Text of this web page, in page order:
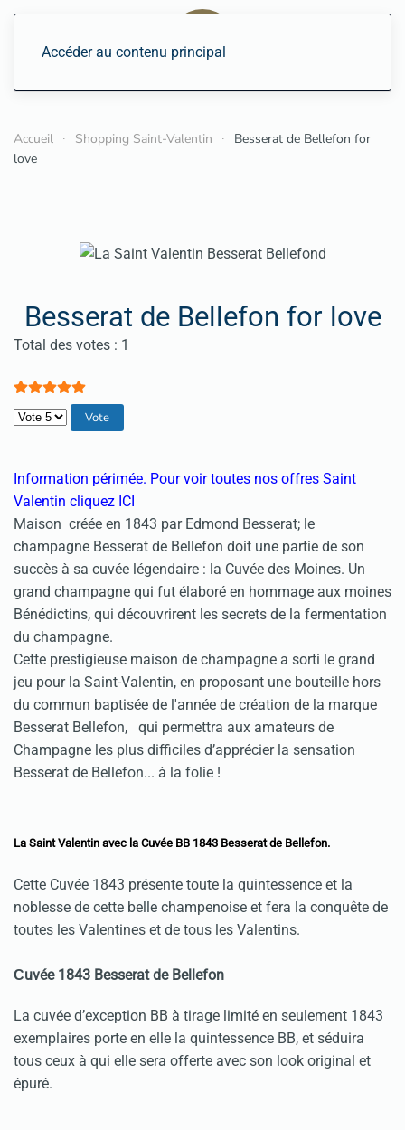
Accéder au contenu principal
Accueil Shopping Saint-Valentin
Besserat de Bellefon for
love
Besserat de Bellefon for love
Vote utilisateur:5/
Total des votes : 1
Veuillez voter
Information périmée. Pour voir toutes nos offres Saint
Valentin cliquez ICI
Maison créée en 1843 par Edmond Besserat; le
champagne Besserat de Bellefon doit une partie de son
succès à sa cuvée légendaire : la Cuvée des Moines. Un
grand champagne qui fut élaboré en hommage aux moines
Bénédictins, qui découvrirent les secrets de la fermentation
du champagne.
Cette prestigieuse maison de champagne a sorti le grand
jeu pour la Saint-Valentin, en proposant une bouteille hors
du commun baptisée de l'année de création de la marque
Besserat Bellefon, qui permettra aux amateurs de
Champagne les plus difficiles d’apprécier la sensation
Besserat de Bellefon... à la folie !
La Saint Valentin avec la Cuvée BB 1843 Besserat de Bellefon.
Cette Cuvée 1843 présente toute la quintessence et la
noblesse de cette belle champenoise et fera la conquête de
toutes les Valentines et de tous les Valentins.
Cuvée 1843 Besserat de Bellefon
La cuvée d’exception BB à tirage limité en seulement 1843
exemplaires porte en elle la quintessence BB, et séduira
tous ceux à qui elle sera offerte avec son look original et
épuré.